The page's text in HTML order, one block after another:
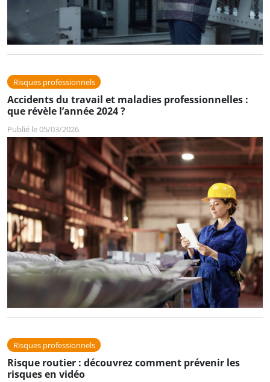
Risques professionnels
Accidents du travail et maladies professionnelles :
que révèle l’année 2024 ?
Publié le 05/03/2026
Risques professionnels
Risque routier : découvrez comment prévenir les
risques en vidéo